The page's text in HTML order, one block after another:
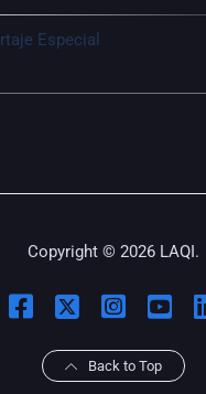
Especial
Copyright © 2026 LAQI.
Back to Top